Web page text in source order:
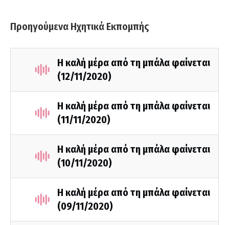
Προηγούμενα Ηχητικά Εκπομπής
Η καλή μέρα από τη μπάλα φαίνεται
(12/11/2020)
Η καλή μέρα από τη μπάλα φαίνεται
(11/11/2020)
Η καλή μέρα από τη μπάλα φαίνεται
(10/11/2020)
Η καλή μέρα από τη μπάλα φαίνεται
(09/11/2020)